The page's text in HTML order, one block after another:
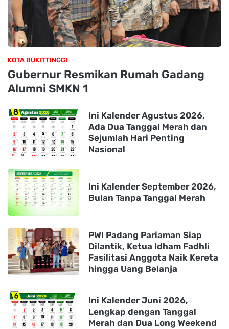
KOTA BUKITTINGGI
Gubernur Resmikan Rumah Gadang
Alumni SMKN 1
Ini Kalender Agustus 2026,
Ada Dua Tanggal Merah dan
Sejumlah Hari Penting
Nasional
Ini Kalender September 2026,
Bulan Tanpa Tanggal Merah
PWI Padang Pariaman Siap
Dilantik, Ketua Idham Fadhli
Fasilitasi Anggota Naik Kereta
hingga Uang Belanja
Ini Kalender Juni 2026,
Lengkap dengan Tanggal
Merah dan Dua Long Weekend